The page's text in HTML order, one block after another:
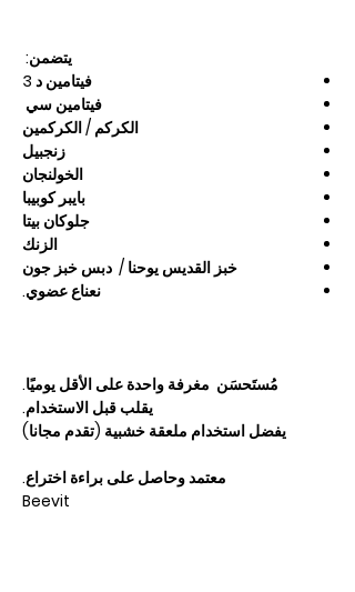
يتضمن:
فيتامين د 3
فيتامين سي
الكركم / الكركمين
زنجبيل
الخولنجان
بايبر كوبيبا
جلوكان بيتا
الزنك
خبز القديس يوحنا / دبس خبز جون
نعناع عضوي.
مُستَحسَن مغرفة واحدة على الأقل يوميًا.
يقلب قبل الاستخدام.
يفضل استخدام ملعقة خشبية (تقدم مجانا)
معتمد وحاصل على براءة اختراع.
Beevit